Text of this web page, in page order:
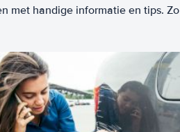
met handige informatie en tips. Zo